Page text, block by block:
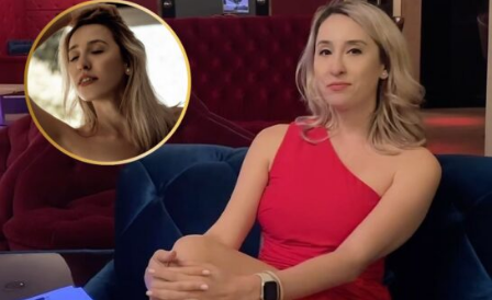
1
2
0
2
5
à
0
:
2